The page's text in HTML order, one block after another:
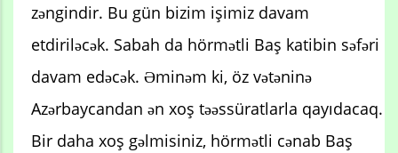
zəngindir. Bu gün bizim işimiz davam
etdiriləcək. Sabah da hörmətli Baş katibin səfəri
davam edəcək. Əminəm ki, öz vətəninə
Azərbaycandan ən xoş təəssüratlarla qayıdacaq.
Bir daha xoş gəlmisiniz, hörmətli cənab Baş